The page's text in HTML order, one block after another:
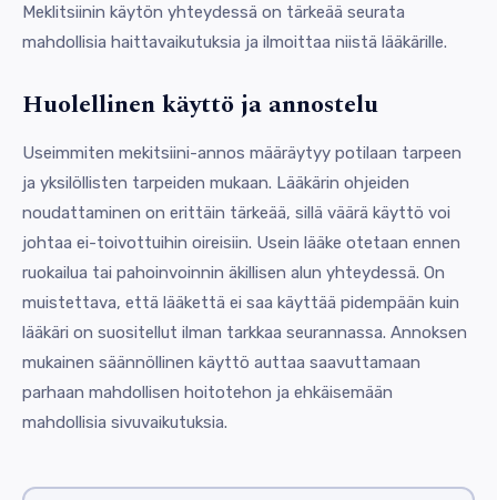
Meklitsiinin käytön yhteydessä on tärkeää seurata
mahdollisia haittavaikutuksia ja ilmoittaa niistä lääkärille.
Huolellinen käyttö ja annostelu
Useimmiten mekitsiini-annos määräytyy potilaan tarpeen
ja yksilöllisten tarpeiden mukaan. Lääkärin ohjeiden
noudattaminen on erittäin tärkeää, sillä väärä käyttö voi
johtaa ei-toivottuihin oireisiin. Usein lääke otetaan ennen
ruokailua tai pahoinvoinnin äkillisen alun yhteydessä. On
muistettava, että lääkettä ei saa käyttää pidempään kuin
lääkäri on suositellut ilman tarkkaa seurannassa. Annoksen
mukainen säännöllinen käyttö auttaa saavuttamaan
parhaan mahdollisen hoitotehon ja ehkäisemään
mahdollisia sivuvaikutuksia.